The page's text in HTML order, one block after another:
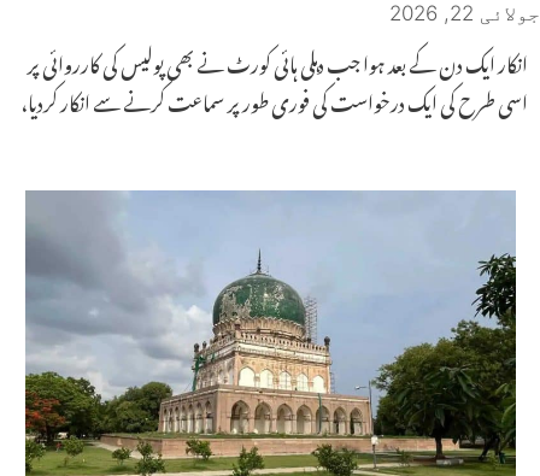
جولائی 22, 2026
انکار ایک دن کے بعد ہوا جب دہلی ہائی کورٹ نے بھی پولیس کی کارروائی پر
اسی طرح کی ایک درخواست کی فوری طور پر سماعت کرنے سے انکار کردیا،